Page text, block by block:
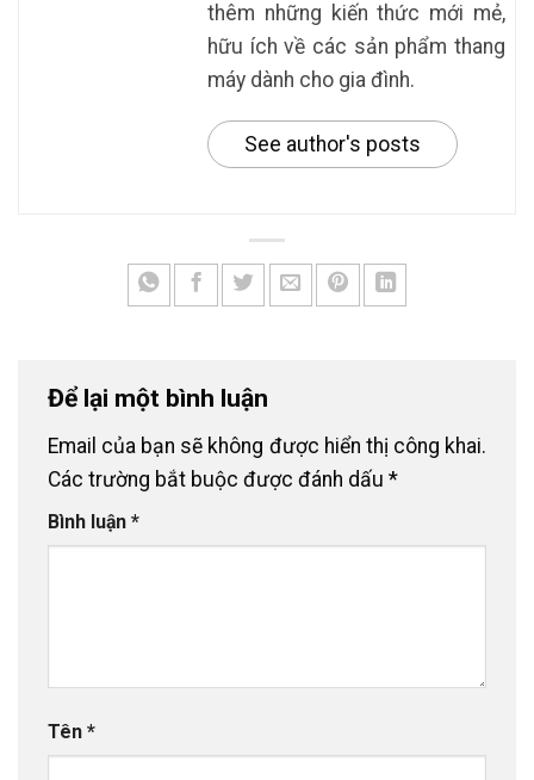
thêm những kiến thức mới mẻ,
hữu ích về các sản phẩm thang
máy dành cho gia đình.
See author's posts
Để lại một bình luận
Email của bạn sẽ không được hiển thị công khai.
Các trường bắt buộc được đánh dấu *
Bình luận *
Tên *